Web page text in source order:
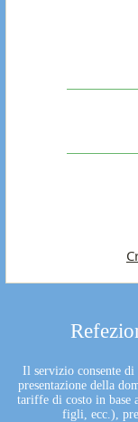
Il servizio consente di
presentazione della
tariffe di costo in base
figli, ecc.),